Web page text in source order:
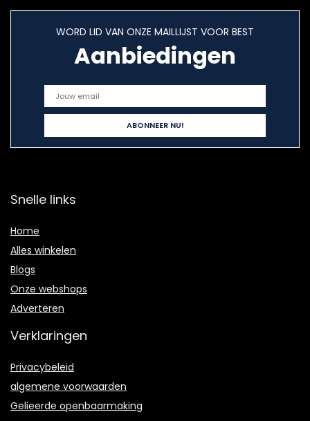
WORD LID VAN ONZE MAILLIJST VOOR BEST
Aanbiedingen
Snelle links
Home
Alles winkelen
Blogs
Onze webshops
Adverteren
Verklaringen
Privacybeleid
algemene voorwaarden
Gelieerde openbaarmaking